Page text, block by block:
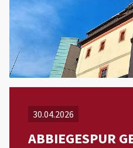
30.04.2026
ABBIEGESPUR